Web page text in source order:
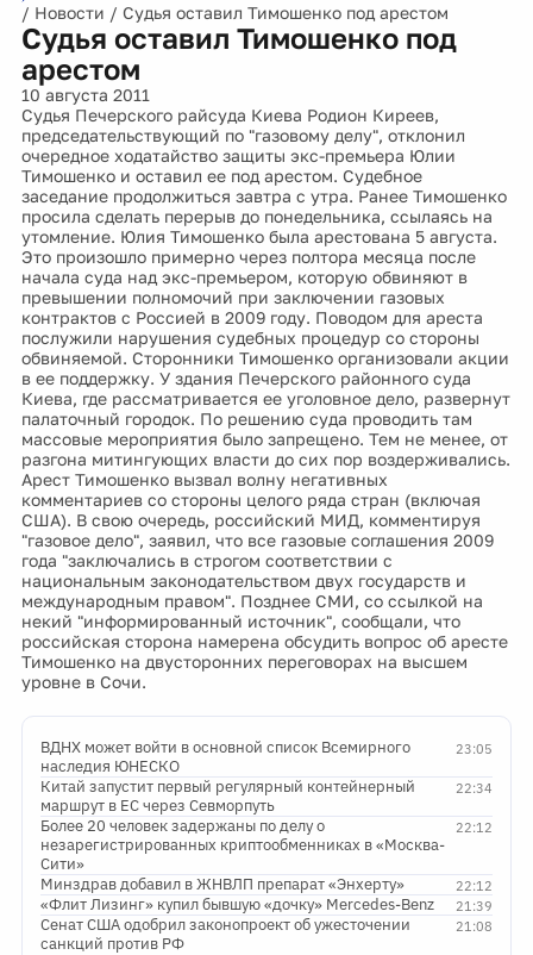
/ Новости / Судья оставил Тимошенко под арестом
Судья оставил Тимошенко под
арестом
10 августа 2011
Судья Печерского райсуда Киева Родион Киреев,
председательствующий по "газовому делу", отклонил
очередное ходатайство защиты экс-премьера Юлии
Тимошенко и оставил ее под арестом. Судебное
заседание продолжиться завтра с утра. Ранее Тимошенко
просила сделать перерыв до понедельника, ссылаясь на
утомление. Юлия Тимошенко была арестована 5 августа.
Это произошло примерно через полтора месяца после
начала суда над экс-премьером, которую обвиняют в
превышении полномочий при заключении газовых
контрактов с Россией в 2009 году. Поводом для ареста
послужили нарушения судебных процедур со стороны
обвиняемой. Сторонники Тимошенко организовали акции
в ее поддержку. У здания Печерского районного суда
Киева, где рассматривается ее уголовное дело, развернут
палаточный городок. По решению суда проводить там
массовые мероприятия было запрещено. Тем не менее, от
разгона митингующих власти до сих пор воздерживались.
Арест Тимошенко вызвал волну негативных
комментариев со стороны целого ряда стран (включая
США). В свою очередь, российский МИД, комментируя
"газовое дело", заявил, что все газовые соглашения 2009
года "заключались в строгом соответствии с
национальным законодательством двух государств и
международным правом". Позднее СМИ, со ссылкой на
некий "информированный источник", сообщали, что
российская сторона намерена обсудить вопрос об аресте
Тимошенко на двусторонних переговорах на высшем
уровне в Сочи.
23:05
ВДНХ может войти в основной список Всемирного
наследия ЮНЕСКО
22:34
Китай запустит первый регулярный контейнерный
маршрут в ЕС через Севморпуть
22:12
Более 20 человек задержаны по делу о
незарегистрированных криптообменниках в «Москва-
Сити»
22:12
Минздрав добавил в ЖНВЛП препарат «Энхерту»
21:39
«Флит Лизинг» купил бывшую «дочку» Mercedes-Benz
21:08
Сенат США одобрил законопроект об ужесточении
санкций против РФ